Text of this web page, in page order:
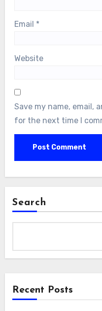
Email *
Website
Save my name, email,
for the next time I
Search
Recent Posts